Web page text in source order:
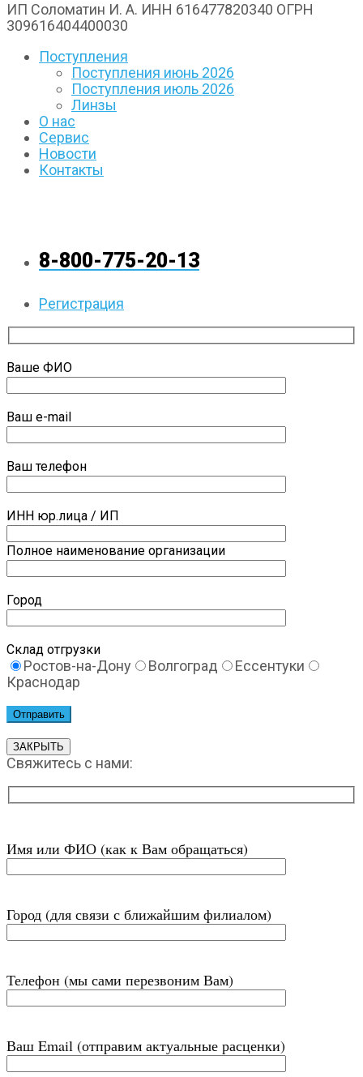
ИП Соломатин И. А. ИНН 616477820340 ОГРН
309616404400030
Поступления
Поступления июнь 2026
Поступления июль 2026
Линзы
О нас
Сервис
Новости
Контакты
8-800-775-20-13
Регистрация
Ваше ФИО
Ваш e-mail
Ваш телефон
ИНН юр.лица / ИП
Полное наименование организации
Город
Склад отгрузки
Ростов-на-Дону Волгоград
Ессентуки
Краснодар
ЗАКРЫТЬ
Свяжитесь с нами:
Имя или ФИО (как к Вам обращаться)
Город (для связи с ближайшим филиалом)
Телефон (мы сами перезвоним Вам)
Ваш Email (отправим актуальные расценки)